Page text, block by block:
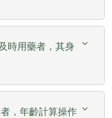
時用藥者，其身
，年齡計算操作